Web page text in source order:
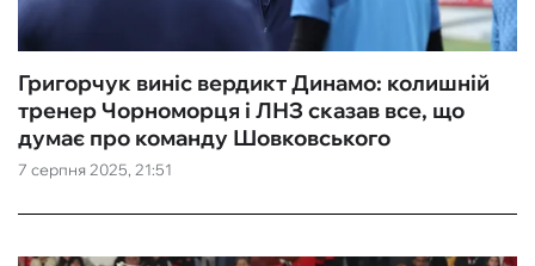
КІБЕРСПОРТ
ЧС-2026
ФУТЗАЛ
ІНШІ
7 серпня 2025, 21:51
Григорчук виніс вердикт Динамо: колишній
тренер Чорноморця і ЛНЗ сказав все, що
думає про команду Шовковського